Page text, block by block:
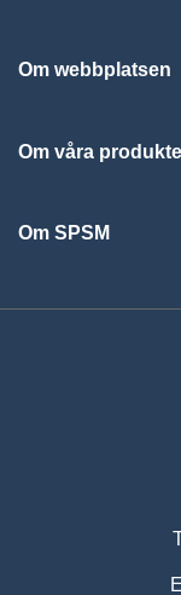
Om webbplatsen
Om våra
Om SPSM